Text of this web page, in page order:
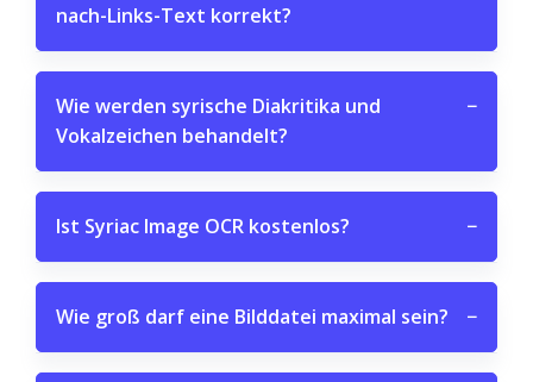
nach-Links-Text korrekt?
Wie werden syrische Diakritika und
Vokalzeichen behandelt?
−
Ist Syriac Image OCR kostenlos? −
Wie groß darf eine Bilddatei maximal sein? −